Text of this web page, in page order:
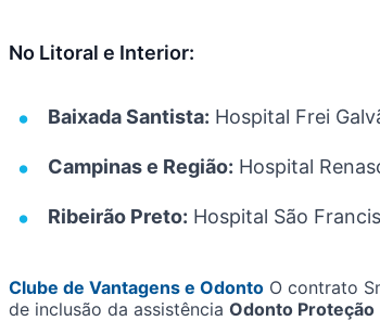
No Litoral e Interior:
Baixada Santista: Hospital Frei
Campinas e Região: Hospital
Ribeirão Preto: Hospital São
Clube de Vantagens e Odonto O contrato
de inclusão da assistência Odonto Proteção